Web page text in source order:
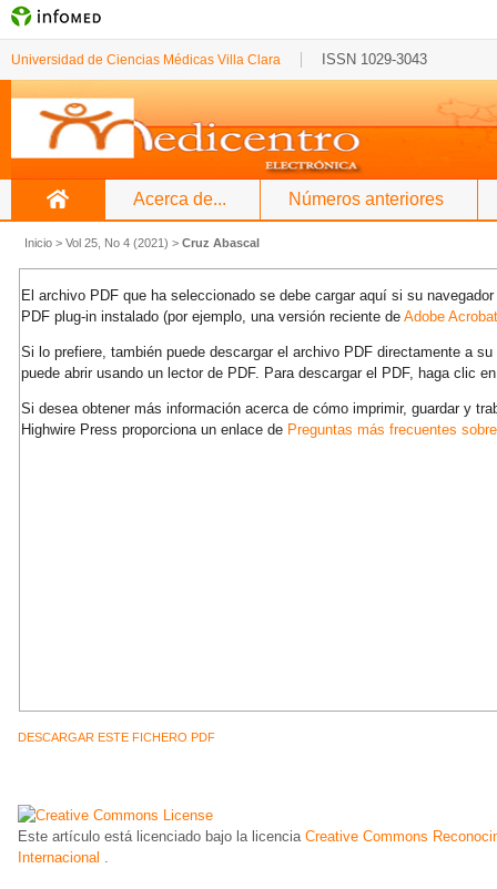
Universidad de Ciencias Médicas Villa Clara ISSN 1029-3043
Acerca de... Números anteriores
Inicio > Vol 25, No 4 (2021) > Cruz Abascal
El archivo PDF que ha seleccionado se debe cargar aquí si su
PDF plug-in instalado (por ejemplo, una versión reciente de Adobe
Si lo prefiere, también puede descargar el archivo PDF directamente a su
puede abrir usando un lector de PDF. Para descargar el PDF, haga clic
Si desea obtener más información acerca de cómo imprimir, guardar y
Highwire Press proporciona un enlace de Preguntas más frecuentes
DESCARGAR ESTE FICHERO PDF
Este artículo está licenciado bajo la licencia Creative Commons
Internacional .